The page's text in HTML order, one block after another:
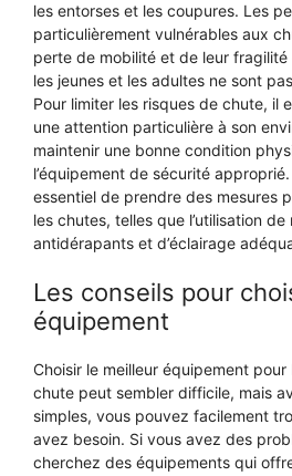
les entorses et les coupures. Les
particulièrement vulnérables aux
perte de mobilité et de leur fragilité
les jeunes et les adultes ne sont
Pour limiter les risques de chute, il
une attention particulière à son
maintenir une bonne condition
l’équipement de sécurité
essentiel de prendre des mesures
les chutes, telles que l’utilisation
antidérapants et d’éclairage
Les conseils pour
équipement
Choisir le meilleur équipement
chute peut sembler difficile, mais
simples, vous pouvez facilement
avez besoin. Si vous avez des
cherchez des équipements qui